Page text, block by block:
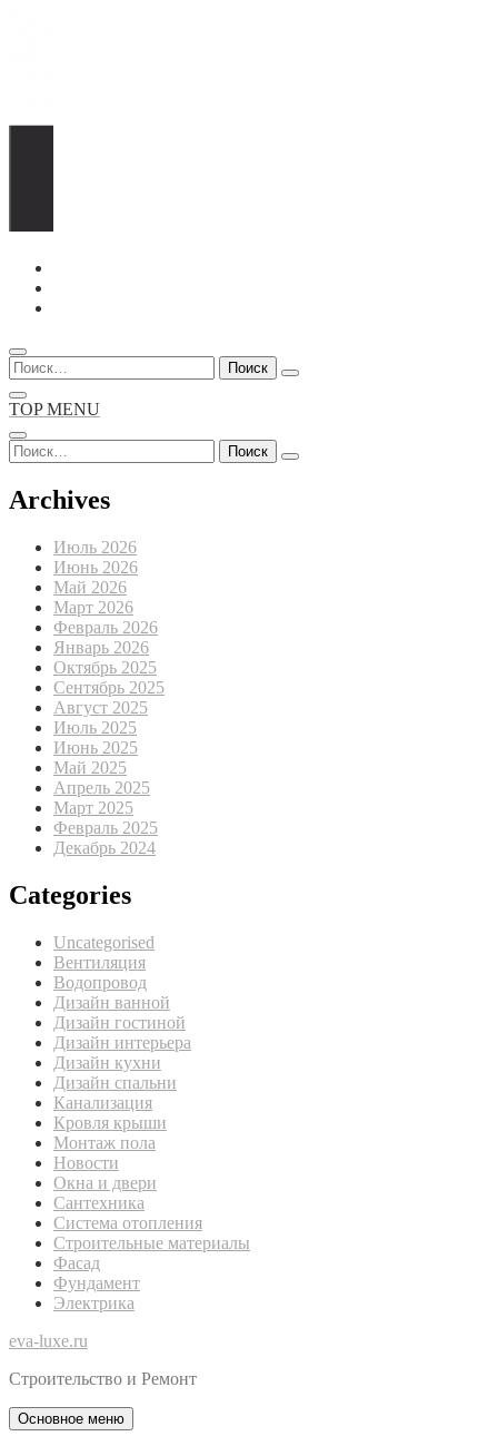
Перейти
содержимому
Найти:
TOP MENU
Найти:
Archives
Июль 2026
Июнь 2026
Май 2026
Март 2026
Февраль 2026
Январь 2026
Октябрь 2025
Сентябрь 2025
Август 2025
Июль 2025
Июнь 2025
Май 2025
Апрель 2025
Март 2025
Февраль 2025
Декабрь 2024
Categories
Uncategorised
Вентиляция
Водопровод
Дизайн ванной
Дизайн гостиной
Дизайн интерьера
Дизайн кухни
Дизайн спальни
Канализация
Кровля крыши
Монтаж пола
Новости
Окна и двери
Сантехника
Система отопления
Строительные материалы
Фасад
Фундамент
Электрика
eva-luxe.ru
Строительство и Ремонт
Основное меню